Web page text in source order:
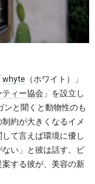
whyte （ホワイト）」
ティー協会 」を設立し
ンと聞くと動物性のも
約が大きくなるイメ
て言えば環境に優し
い」と彼は話す。ビ
する彼が、美容の新